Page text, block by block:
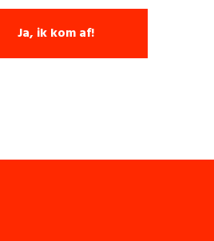
Ja, ik kom af!